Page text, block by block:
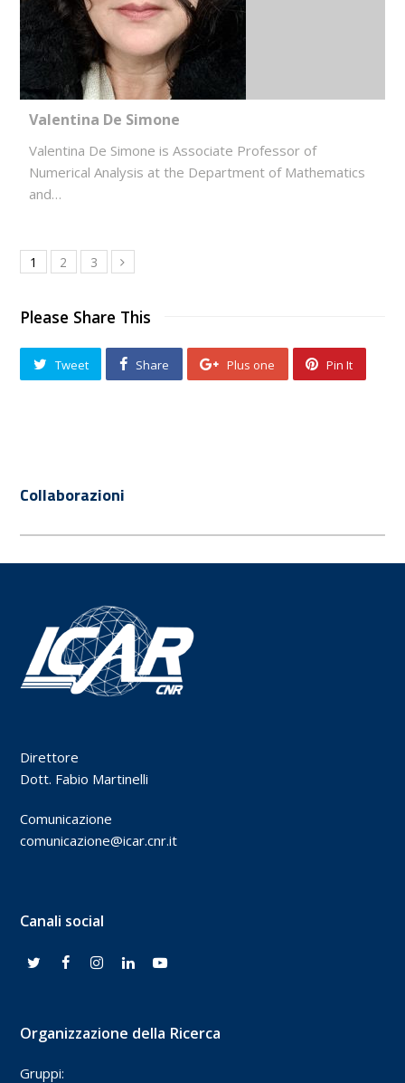
Valentina De Simone
Valentina De Simone is Associate Professor of
Numerical Analysis at the Department of Mathematics
and…
1 2 3
Please Share This
Tweet Share Plus one Pin It
Collaborazioni
Direttore
Dott. Fabio Martinelli
Comunicazione
comunicazione@icar.cnr.it
Canali social
Organizzazione della Ricerca
Gruppi: